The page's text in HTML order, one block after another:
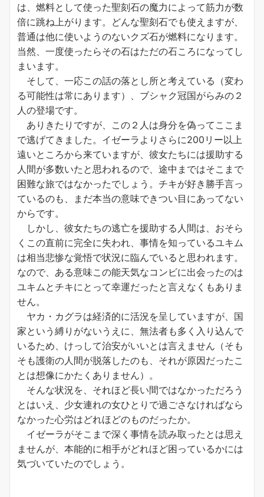
は、燃料として使った聖刻石の魔力によって筋力が数
倍に跳ね上がります。どんな聖刻石でも使えますが、
普通は他に使いようのないクズ石が燃料になります。
当然、一度使ったらその石はただの石ころになってし
まいます。
そして、一応この話の落とし所と考えている（変わ
る可能性は常にあります）、ブシャク冠国がらみの２
人の登場です。
ありきたりですが、この２人は身分を偽ってここま
で逃げてきました。イゼーラよりさらに200リー以上
遠いところから来ていますが、彼女たちには援助する
人間が多数いたと思われるので、途中まではそこまで
困難な旅ではなかったでしょう。チキが好き勝手言っ
ているのも、まだ本当の意味できつい目にあってない
からです。
しかし、彼女たちの逃亡を援助する人間は、おそら
くこの直前に完全に失われ、事情を知っているユキム
は相当悲惨な覚悟で状況に臨んでいると思われます。
なので、ある意味この能天気なコンビに出会ったのは
ユキムとチキにとって幸運だったと言えなくもありま
せん。
ヤカ・カグラは経済的に活況を呈していますが、国
家という縛りがないうえに、無法者も多く入り込んで
いるため、けっして治安がいいとは言えません（そも
そも護衛の人間が脱落したのも、それが原因だったこ
とは想像にかたくありません）。
そんな状況を、それほど長い間ではなかっただろう
とはいえ、少女連れの女ひとりで過ごさなければなら
なかった心労はどれほどのものだったか。
イゼーラがそこまで深く事情を読み取ったとは思え
ませんが、本能的に相手がどれほど困っているかには
気づいていたのでしょう。